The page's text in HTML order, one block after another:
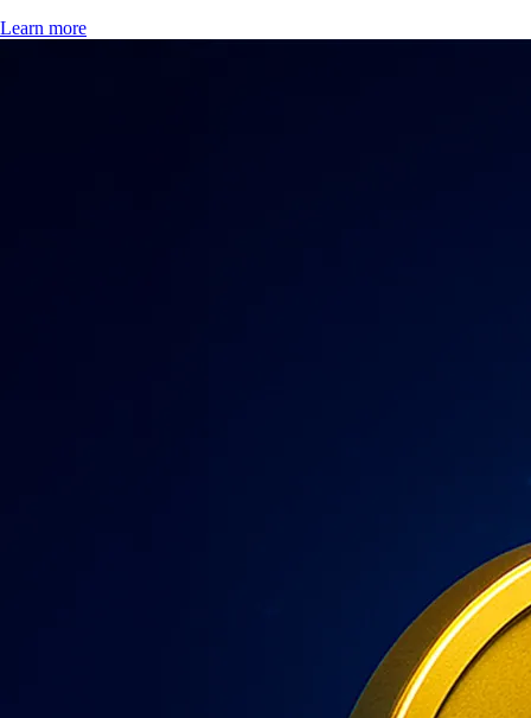
Learn more